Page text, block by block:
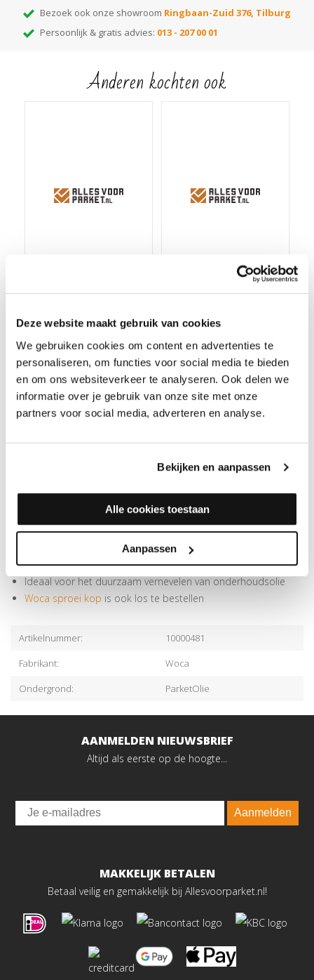
Deze website maakt gebruik van cookies
We gebruiken cookies om content en advertenties te
personaliseren, om functies voor social media te bieden
en om ons websiteverkeer te analyseren. Ook delen we
informatie over je gebruik van onze site met onze
partners voor social media, adverteren en analyse.
Bekijken en aanpassen
Alle cookies toestaan
Aanpassen
Bezoek ook onze showroom Ringbaan-Zuid 376, Tilburg
Persoonlijk & gratis advies: 013 - 207 00 01
Anderen kochten ook
Woca Onderhoudsolie
Wit
Merk: Woca
4,95
Woca Onderhoudsolie
Naturel
Merk: Woca
4,95
WOCA OLIE SPROEIFLES
Woca Olie Sproeifles is een handige fles voor het vernevelen van
Wordt compleet met sproeikop geleverd
Ideaal voor het duurzaam vernevelen van onderhoudsolie
Woca sproei kop is ook los te bestellen
Artikelnummer:
10000481
Fabrikant:
Woca
Ondergrond:
ParketOlie
AANMELDEN NIEUWSBRIEF
Altijd als eerste op de hoogte...
Email
Aanmelden
MAKKELIJK BETALEN
Betaal veilig en gemakkelijk bij Allesvoorparket.nl!